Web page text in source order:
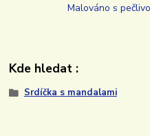
Malováno s
Kde hledat :
Srdíčka s mandalami